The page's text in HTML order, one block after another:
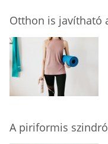
Otthon is javítható
A piriformis